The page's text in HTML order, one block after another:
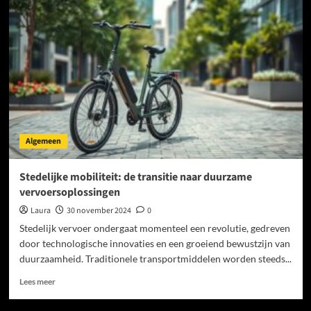
waterstofvoertuigen:
de
toekomst
van
vervoer
Algemeen
Stedelijke mobiliteit: de transitie naar duurzame
vervoersoplossingen
Laura 30 november 2024
0
Stedelijk vervoer ondergaat momenteel een revolutie, gedreven
door technologische innovaties en een groeiend bewustzijn van
duurzaamheid. Traditionele transportmiddelen worden steeds...
Lees meerLees